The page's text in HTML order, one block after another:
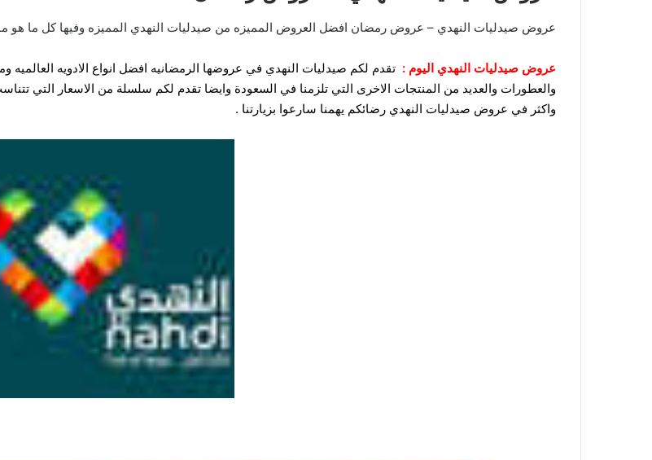
عروض صيدليات النهدي – عروض رمضان افضل العروض المميزه من صيدليات النهدي المميزه وفيها كل ما هو
عروض صيدليات النهدي اليوم : تقدم لكم صيدليات النهدي في عروضها الرمضانيه افضل انواع الادويه
والعطورات والعديد من المنتجات الاخرى التي تلزمنا في السعودة وايضا تقدم لكم سلسلة من الاسعار
واكثر في عروض صيدليات النهدي رضائكم يهمنا سارعوا بزيارتنا .